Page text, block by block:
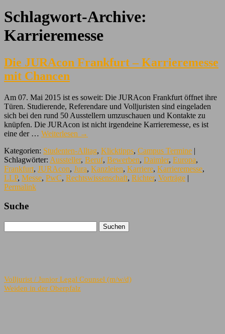
Schlagwort-Archive:
Karrieremesse
Die JURAcon Frankfurt – Karrieremesse
mit Chancen
Am 07. Mai 2015 ist es soweit: Die JURAcon Frankfurt öffnet ihre
Türen. Studierende, Referendare und Volljuristen sind eingeladen
sich bei den rund 50 Ausstellern umzuschauen und Kontakte zu
knüpfen. Die JURAcon ist nicht irgendeine Karrieremesse, es ist
eine der … Weiterlesen →
Kategorien: Studenten-Alltag, Klicktipps, Campus Termine |
Schlagwörter: Aussteller, Beruf, Bewerben, Daimler, Europa,
Frankfurt, JURAcon, Jura, Kanzleien, Karriere, Karrieremesse,
LLP, Messe, PwC, Rechtswissenschaft, Richter, Vorträge |
Permalink
Suche
Volljurist / Junior Legal Counsel (m/w/d)
Weiden in der Oberpfalz